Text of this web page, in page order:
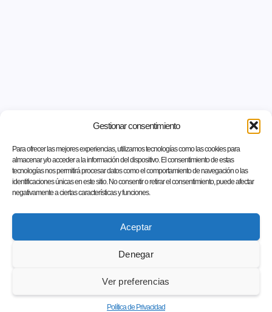
Gestionar consentimiento
Para ofrecer las mejores experiencias, utilizamos tecnologías como las cookies para
almacenar y/o acceder a la información del dispositivo. El consentimiento de estas
tecnologías nos permitirá procesar datos como el comportamiento de navegación o las
identificaciones únicas en este sitio. No consentir o retirar el consentimiento, puede afectar
negativamente a ciertas características y funciones.
Aceptar
Denegar
Ver preferencias
Política de Privacidad